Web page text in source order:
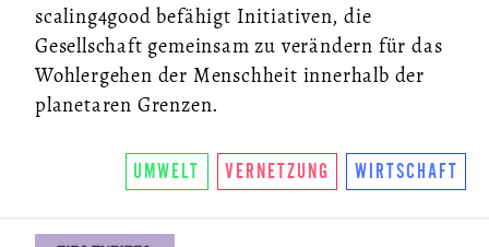
scaling4good befähigt Initiativen, die
Gesellschaft gemeinsam zu verändern für das
Wohlergehen der Menschheit innerhalb der
planetaren Grenzen.
UMWELT VERNETZUNG WIRTSCHAFT